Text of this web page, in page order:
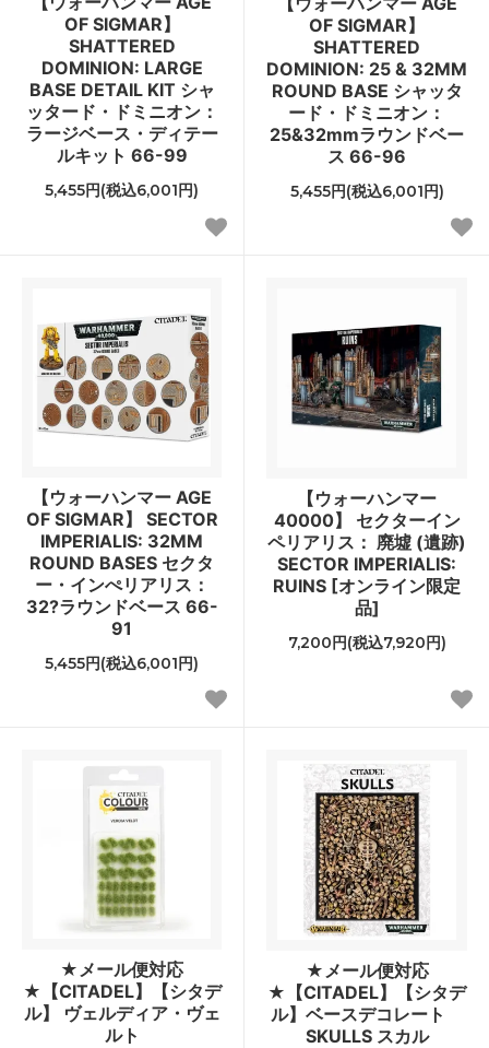
OF SIGMAR】
SHATTERED
DOMINION: LARGE
BASE DETAIL KIT シャ
ッタード・ドミニオン：
ラージベース・ディテー
ルキット 66-99
5,455円(税込6,001円)
OF SIGMAR】
SHATTERED
DOMINION: 25 & 32MM
ROUND BASE シャッタ
ード・ドミニオン：
25&32mmラウンドベー
ス 66-96
5,455円(税込6,001円)
【ウォーハンマー AGE
OF SIGMAR】 SECTOR
IMPERIALIS: 32MM
ROUND BASES セクタ
ー・インぺリアリス：
32?ラウンドベース 66-
91
5,455円(税込6,001円)
【ウォーハンマー
40000】 セクターイン
ペリアリス： 廃墟 (遺跡)
SECTOR IMPERIALIS:
RUINS [オンライン限定
品]
7,200円(税込7,920円)
★メール便対応
★【CITADEL】【シタデ
ル】 ヴェルディア・ヴェ
ルト
★メール便対応
★【CITADEL】【シタデ
ル】ベースデコレート
SKULLS スカル